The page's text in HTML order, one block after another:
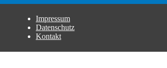
Impressum
Datenschutz
Kontakt